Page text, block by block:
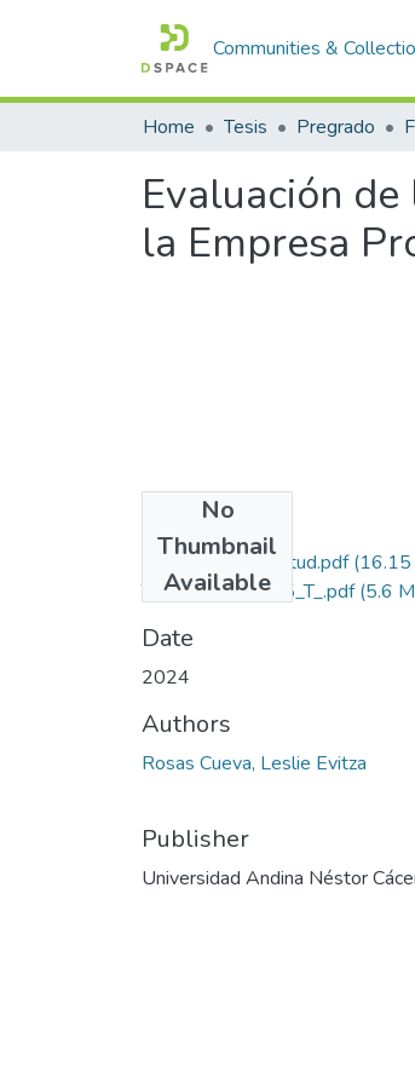
Communities &
Home Tesis Pregrado
Evaluación
la Empresa
No
Thumbnail
Available
Grado de Similitud.pdf(16.15
T036_72699255_T_.pdf(5.6
Date
2024
Authors
Rosas Cueva, Leslie Evitza
Publisher
Universidad Andina Néstor